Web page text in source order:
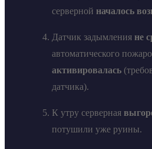
серверной началось
Датчик задымления не
автоматического
активировалась
датчика).
К утру серверная
потушили уже руины.